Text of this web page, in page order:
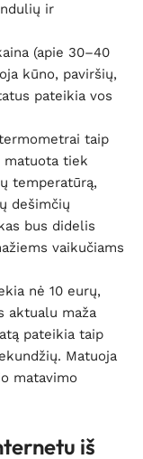
ir
(apie 30–40
kūno, paviršių,
pateikia vos
taip
matuota tiek
temperatūrą,
dešimčių
bus didelis
vaikučiams
nė 10 eurų,
aktualu maža
pateikia taip
Matuoja
matavimo
iš